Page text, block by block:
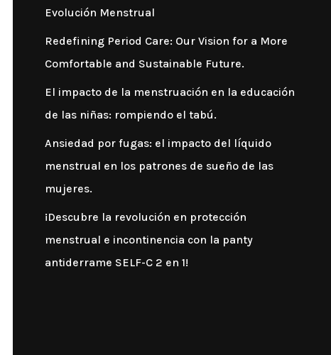
Evolución Menstrual
Redefining Period Care: Our Vision for a More
Comfortable and Sustainable Future.
El impacto de la menstruación en la educación
de las niñas: rompiendo el tabú.
Ansiedad por fugas: el impacto del líquido
menstrual en los patrones de sueño de las
mujeres.
¡Descubre la revolución en protección
menstrual e incontinencia con la panty
antiderrame SELF-C 2 en 1!